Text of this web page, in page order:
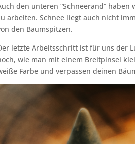
den unteren “Schneerand”
arbeiten. Schnee liegt auch nicht
den Baumspitzen.
letzte Arbeitsschritt ist für uns der
wie man mit einem Breitpinsel
Farbe und verpassen deinen